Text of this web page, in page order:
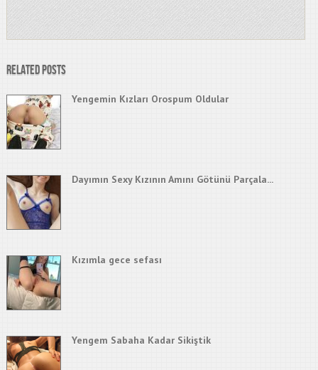
Related Posts
Yengemin Kızları Orospum Oldular
Dayımın Sexy Kızının Amını Götünü Parçala...
Kızımla gece sefası
Yengem Sabaha Kadar Sikiştik